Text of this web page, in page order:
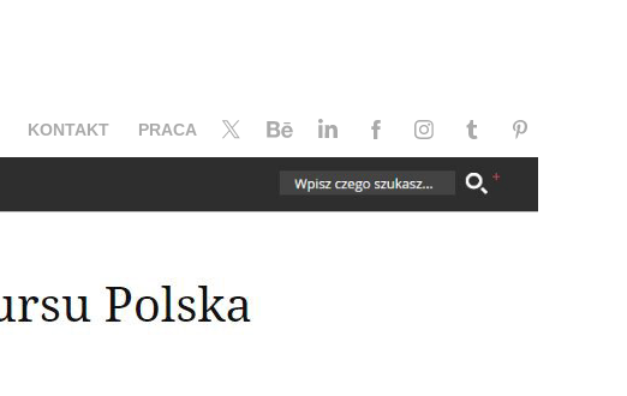
KONTAKT PRACA